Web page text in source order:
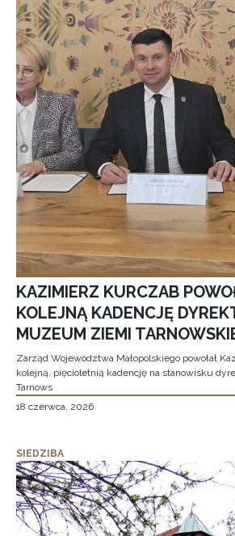
KAZIMIERZ KURCZAB
KOLEJNĄ KADENCJĘ
MUZEUM ZIEMI
Zarząd Województwa Małopolskiego powołał
kolejną, pięcioletnią kadencję na stanowisku
Tarnows
18 czerwca, 2026
SIEDZIBA